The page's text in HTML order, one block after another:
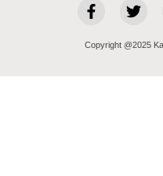
Copyright @2025